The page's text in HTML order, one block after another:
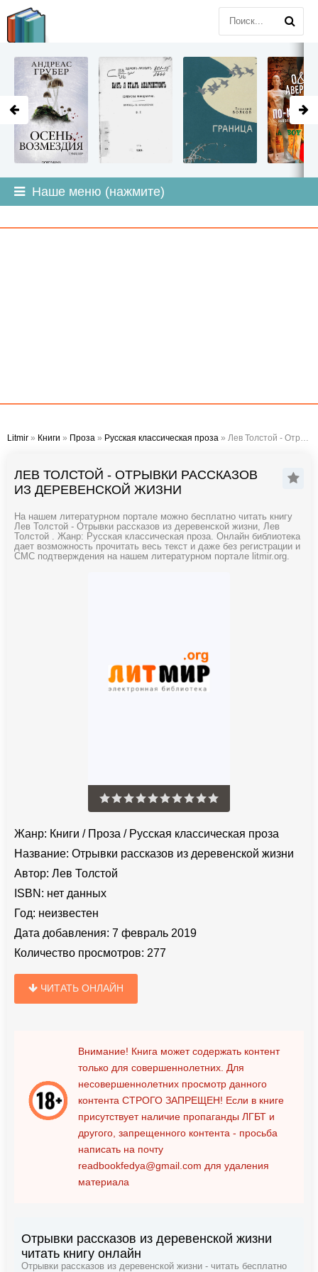
Наше меню (нажмите)
Litmir » Книги » Проза » Русская классическая проза » Лев Толстой - Отрывки рассказов из деревенской жизни
ЛЕВ ТОЛСТОЙ - ОТРЫВКИ РАССКАЗОВ
ИЗ ДЕРЕВЕНСКОЙ ЖИЗНИ
На нашем литературном портале можно бесплатно читать книгу
Лев Толстой - Отрывки рассказов из деревенской жизни, Лев
Толстой . Жанр: Русская классическая проза. Онлайн библиотека
дает возможность прочитать весь текст и даже без регистрации и
СМС подтверждения на нашем литературном портале litmir.org.
Жанр: Книги / Проза / Русская классическая проза
Название: Отрывки рассказов из деревенской жизни
Автор: Лев Толстой
ISBN: нет данных
Год: неизвестен
Дата добавления: 7 февраль 2019
Количество просмотров: 277
ЧИТАТЬ ОНЛАЙН
Внимание! Книга может содержать контент
только для совершеннолетних. Для
несовершеннолетних просмотр данного
контента СТРОГО ЗАПРЕЩЕН! Если в книге
присутствует наличие пропаганды ЛГБТ и
другого, запрещенного контента - просьба
написать на почту
readbookfedya@gmail.com для удаления
материала
Отрывки рассказов из деревенской жизни
читать книгу онлайн
Отрывки рассказов из деревенской жизни - читать бесплатно
LITMIR.ORG